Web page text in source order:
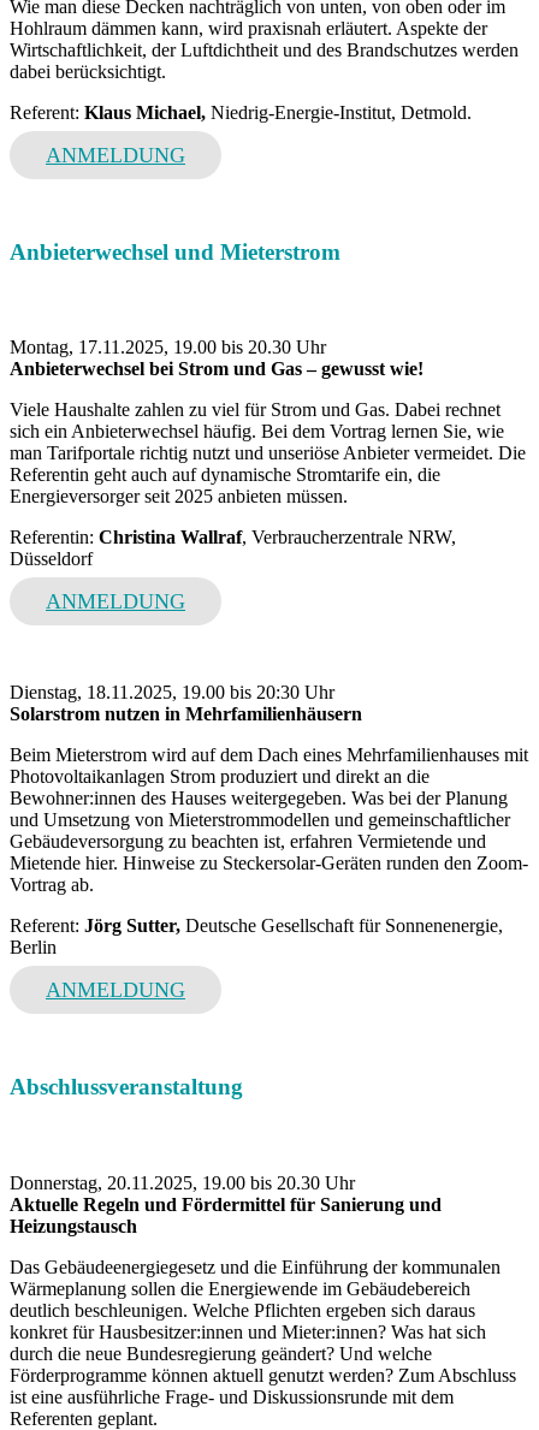
Wie man diese Decken nachträglich von unten, von oben oder im
Hohlraum dämmen kann, wird praxisnah erläutert. Aspekte der
Wirtschaftlichkeit, der Luftdichtheit und des Brandschutzes werden
dabei berücksichtigt.
Referent: Klaus Michael, Niedrig-Energie-Institut, Detmold.
ANMELDUNG
Anbieterwechsel und Mieterstrom
Montag, 17.11.2025, 19.00 bis 20.30 Uhr
Anbieterwechsel bei Strom und Gas – gewusst wie!
Viele Haushalte zahlen zu viel für Strom und Gas. Dabei rechnet
sich ein Anbieterwechsel häufig. Bei dem Vortrag lernen Sie, wie
man Tarifportale richtig nutzt und unseriöse Anbieter vermeidet. Die
Referentin geht auch auf dynamische Stromtarife ein, die
Energieversorger seit 2025 anbieten müssen.
Referentin: Christina Wallraf, Verbraucherzentrale NRW,
Düsseldorf
ANMELDUNG
Dienstag, 18.11.2025, 19.00 bis 20:30 Uhr
Solarstrom nutzen in Mehrfamilienhäusern
Beim Mieterstrom wird auf dem Dach eines Mehrfamilienhauses mit
Photovoltaikanlagen Strom produziert und direkt an die
Bewohner:innen des Hauses weitergegeben. Was bei der Planung
und Umsetzung von Mieterstrommodellen und gemeinschaftlicher
Gebäudeversorgung zu beachten ist, erfahren Vermietende und
Mietende hier. Hinweise zu Steckersolar-Geräten runden den Zoom-
Vortrag ab.
Referent: Jörg Sutter, Deutsche Gesellschaft für Sonnenenergie,
Berlin
ANMELDUNG
Abschlussveranstaltung
Donnerstag, 20.11.2025, 19.00 bis 20.30 Uhr
Aktuelle Regeln und Fördermittel für Sanierung und
Heizungstausch
Das Gebäudeenergiegesetz und die Einführung der kommunalen
Wärmeplanung sollen die Energiewende im Gebäudebereich
deutlich beschleunigen. Welche Pflichten ergeben sich daraus
konkret für Hausbesitzer:innen und Mieter:innen? Was hat sich
durch die neue Bundesregierung geändert? Und welche
Förderprogramme können aktuell genutzt werden? Zum Abschluss
ist eine ausführliche Frage- und Diskussionsrunde mit dem
Referenten geplant.